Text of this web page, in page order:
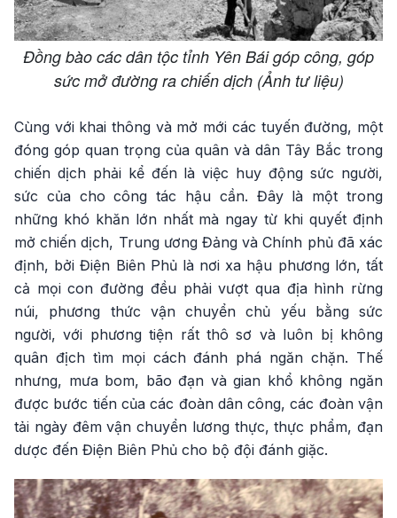
Đồng bào các dân tộc tỉnh Yên Bái góp công, góp
sức mở đường ra chiến dịch (Ảnh tư liệu)
Cùng với khai thông và mở mới các tuyến đường, một
đóng góp quan trọng của quân và dân Tây Bắc trong
chiến dịch phải kể đến là việc huy động sức người,
sức của cho công tác hậu cần. Đây là một trong
những khó khăn lớn nhất mà ngay từ khi quyết định
mở chiến dịch, Trung ương Đảng và Chính phủ đã xác
định, bởi Điện Biên Phủ là nơi xa hậu phương lớn, tất
cả mọi con đường đều phải vượt qua địa hình rừng
núi, phương thức vận chuyển chủ yếu bằng sức
người, với phương tiện rất thô sơ và luôn bị không
quân địch tìm mọi cách đánh phá ngăn chặn. Thế
nhưng, mưa bom, bão đạn và gian khổ không ngăn
được bước tiến của các đoàn dân công, các đoàn vận
tải ngày đêm vận chuyển lương thực, thực phẩm, đạn
dược đến Điện Biên Phủ cho bộ đội đánh giặc.